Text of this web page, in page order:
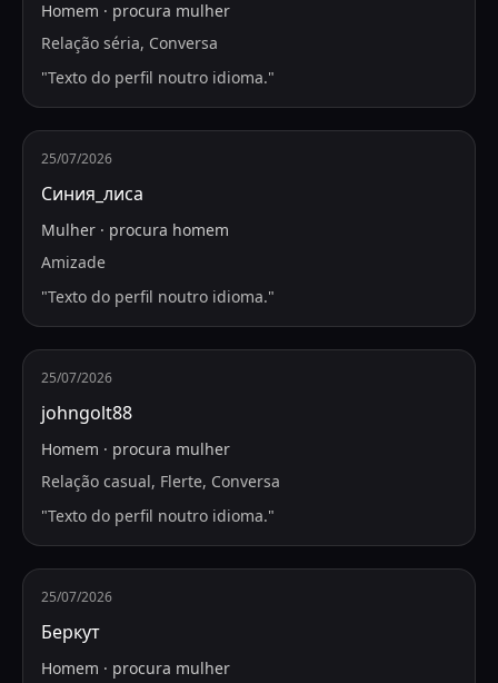
Homem · procura mulher
Relação séria, Conversa
"Texto do perfil noutro idioma."
25/07/2026
Синия_лиса
Mulher · procura homem
Amizade
"Texto do perfil noutro idioma."
25/07/2026
johngolt88
Homem · procura mulher
Relação casual, Flerte, Conversa
"Texto do perfil noutro idioma."
25/07/2026
Беркут
Homem · procura mulher